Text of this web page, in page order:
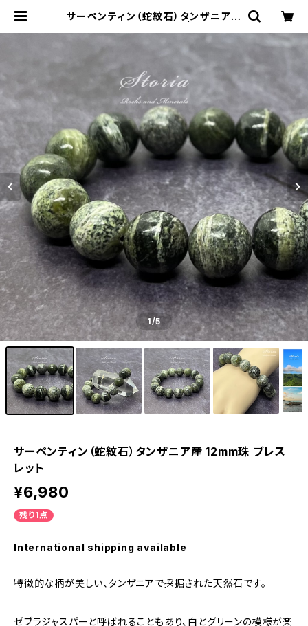
サーペンティン（蛇紋石）タンザニア産
1/5
サーペンティン（蛇紋石）タンザニア産 12mm珠 ブレス
レット
¥6,980
残り1点
International shipping available
特徴的な柄が美しい、タンザニアで採掘された天然石です。
ゼブラジャスパーと呼ばれることもあり、白とグリーンの模様が楽